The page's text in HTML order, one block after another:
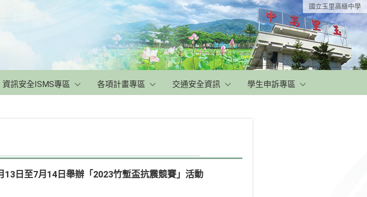
國立玉里高級中學
資訊安全ISMS專區 各項計畫專區 交通安全資訊 學生申訴專區
日至7月14日舉辦「2023竹塹盃抗震競賽」活動